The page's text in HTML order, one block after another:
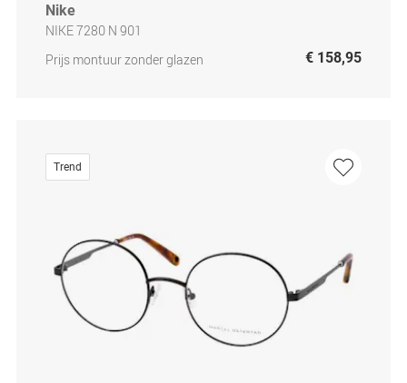
Nike
NIKE 7280 N 901
Prijs montuur zonder glazen
€ 158,95
Trend